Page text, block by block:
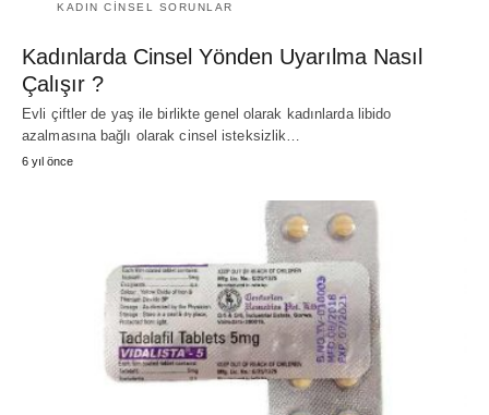
KADIN CINSEL SORUNLAR
Kadınlarda Cinsel Yönden Uyarılma Nasıl
Çalışır ?
Evli çiftler de yaş ile birlikte genel olarak kadınlarda libido
azalmasına bağlı olarak cinsel isteksizlik…
6 yıl önce